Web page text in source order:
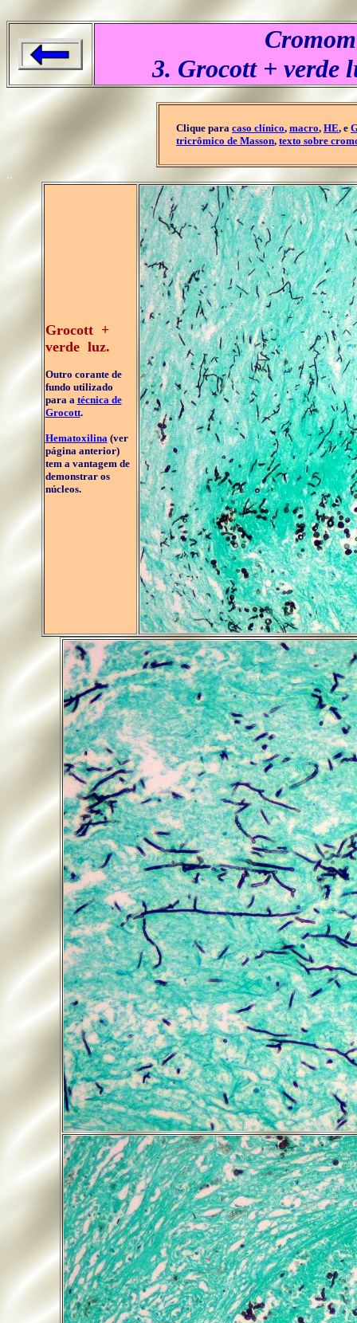
3. Grocott +
..
Clique para caso clínico, macro, HE, e
tricrômico de Masson, texto sobre
..
Grocott +
verde luz.
Outro corante de
fundo utilizado
para a técnica de
Grocott.
Hematoxilina(ver
página anterior)
tem a vantagem de
demonstrar os
núcleos.